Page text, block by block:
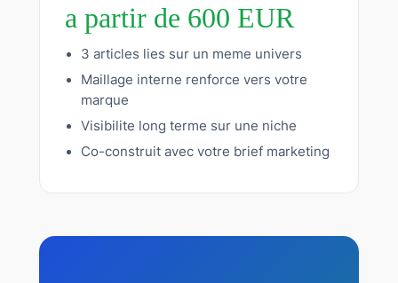
a partir de 600 EUR
3 articles lies sur un meme univers
Maillage interne renforce vers votre
marque
Visibilite long terme sur une niche
Co-construit avec votre brief marketing